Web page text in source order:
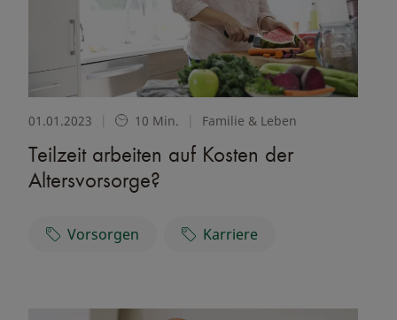
01.01.2023 10 Min. Familie & Leben
Teilzeit arbeiten auf Kosten der
Altersvorsorge?
Vorsorgen Karriere